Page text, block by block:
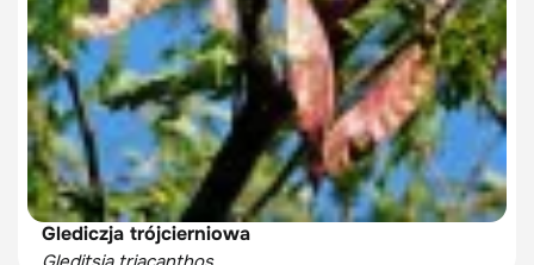
Glediczja trójcierniowa